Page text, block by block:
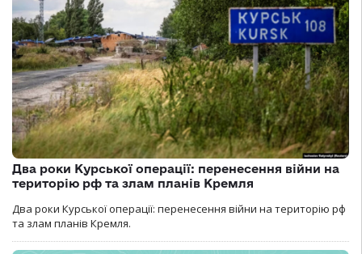
Два роки Курської операції: перенесення війни на
територію рф та злам планів Кремля
Два роки Курської операції: перенесення війни на територію рф
та злам планів Кремля.